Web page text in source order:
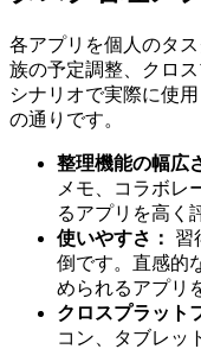
各アプリを個人のタ
族の予定調整、クロ
シナリオで実際に使
の通りです。
整理機能の幅広
メモ、コラボレ
るアプリを高く
使いやすさ：
習
倒です。直感的
められるアプリ
クロスプラット
コン、タブレッ